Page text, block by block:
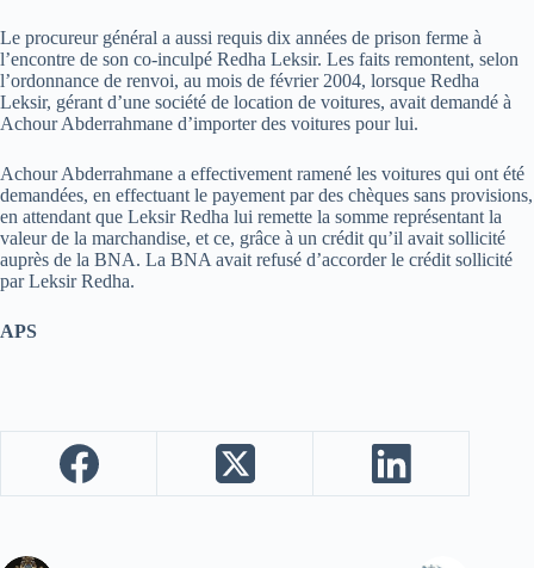
Le procureur général a aussi requis dix années de prison ferme à
l’encontre de son co-inculpé Redha Leksir. Les faits remontent, selon
l’ordonnance de renvoi, au mois de février 2004, lorsque Redha
Leksir, gérant d’une société de location de voitures, avait demandé à
Achour Abderrahmane d’importer des voitures pour lui.
Achour Abderrahmane a effectivement ramené les voitures qui ont été
demandées, en effectuant le payement par des chèques sans provisions,
en attendant que Leksir Redha lui remette la somme représentant la
valeur de la marchandise, et ce, grâce à un crédit qu’il avait sollicité
auprès de la BNA. La BNA avait refusé d’accorder le crédit sollicité
par Leksir Redha.
APS